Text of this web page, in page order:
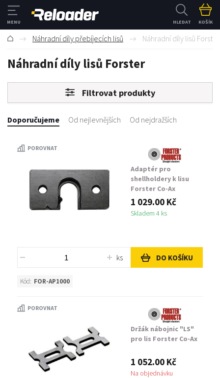
HLEDAT KOŠÍK
Náhradní díly přebíjecích lisů Náhradní díly lisů Forster
Náhradní díly lisů Forster
Filtrovat produkty
Doporučujeme Od nejlevnějších Od nejdražších
POROVNAT
Adaptér pro
shellholdery k lisu
Forster Co-Ax
1 029.00 Kč
Skladem 4 ks
ks DO KOŠÍKU
Kód: FOR-AP1000
POROVNAT
Držák nábojnic "LS"
pro lis Forster Co-Ax
1 052.00 Kč
Na objednávku